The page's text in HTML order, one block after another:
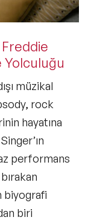
Yolculuğu
müzikal
, rock
hayatına
performans
biyografi
biri